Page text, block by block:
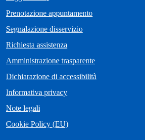
Prenotazione appuntamento
Segnalazione disservizio
Richiesta assistenza
Amministrazione trasparente
Dichiarazione di accessibilità
Informativa privacy
Note legali
Cookie Policy (EU)